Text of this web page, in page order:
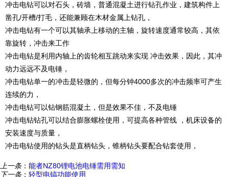
冲击电钻可以对石头，砖墙，普通混凝土进行钻孔作业，建筑构件上
凿孔/开槽/打毛，还能兼顾在木材金属上钻孔，
冲击电钻有一个可以其轴承上移动的主轴，旋转速度通常较高，其依
靠旋转，冲击来工作
冲击电钻是利用内轴上的齿轮相互跳动来实现 冲击效果，因此，其冲
动力远远不及电锤，
冲击电钻单一的冲击是轻微的，但每分钟4000多次的冲击频率可产生
连续的力，
冲击电钻可以钻钢筋混凝土，但是效果不佳，不及电锤
冲击电钻钻孔可以结合膨胀螺栓使用，可提高各种管线 ，机床设备的
安装速度与质量，
冲击电钻使用的钻头是直柄钻头，锥柄钻头要配合钻套使用，
上一条： 能者NZ80锂电池电锤需用需知
下一条： 轻型电镐功能使用